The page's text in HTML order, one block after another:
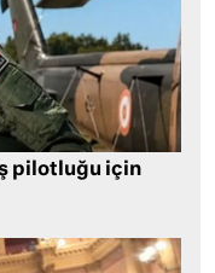
pilotluğu için